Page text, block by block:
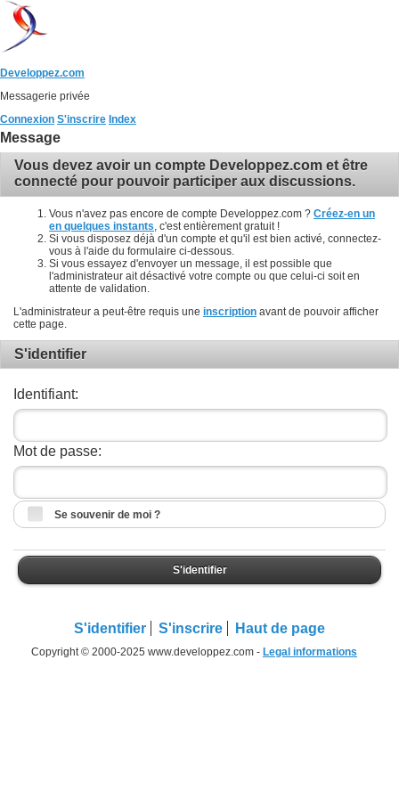
Developpez.com
Messagerie privée
Connexion S'inscrire Index
Message
Vous devez avoir un compte Developpez.com et être
connecté pour pouvoir participer aux discussions.
Vous n'avez pas encore de compte Developpez.com ? Créez-en un
en quelques instants , c'est entièrement gratuit !
Si vous disposez déjà d'un compte et qu'il est bien activé, connectez-
vous à l'aide du formulaire ci-dessous.
Si vous essayez d'envoyer un message, il est possible que
l'administrateur ait désactivé votre compte ou que celui-ci soit en
attente de validation.
L'administrateur a peut-être requis une inscription avant de pouvoir afficher
cette page.
S'identifier
Identifiant:
Mot de passe:
Se souvenir de moi ?
S'identifier
S'identifier S'inscrire Haut de page
Copyright © 2000-2025 www.developpez.com - Legal informations